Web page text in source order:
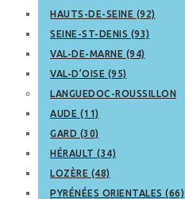
HAUTS-DE-SEINE (92)
SEINE-ST-DENIS (93)
VAL-DE-MARNE (94)
VAL-D’OISE (95)
LANGUEDOC-ROUSSILLON
AUDE (11)
GARD (30)
HÉRAULT (34)
LOZÈRE (48)
PYRÉNÉES ORIENTALES (66)